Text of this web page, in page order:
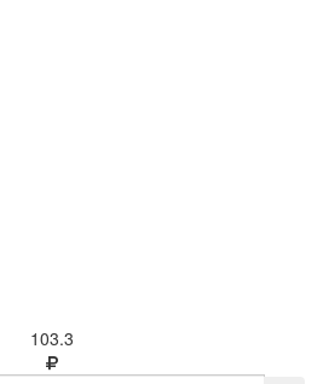
103.3